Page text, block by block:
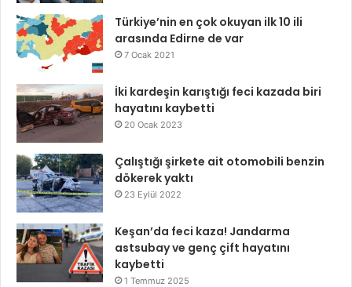
Türkiye’nin en çok okuyan ilk 10 ili
arasında Edirne de var
7 Ocak 2021
İki kardeşin karıştığı feci kazada biri
hayatını kaybetti
20 Ocak 2023
Çalıştığı şirkete ait otomobili benzin
dökerek yaktı
23 Eylül 2022
Keşan’da feci kaza! Jandarma
astsubay ve genç çift hayatını
kaybetti
1 Temmuz 2025